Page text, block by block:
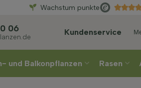
Wachstum punkte
Kundenservice
06
und Balkonpflanzen Rasen